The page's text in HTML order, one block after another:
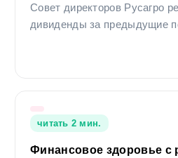
Совет директоров Русагро
дивиденды за предыдущие
читать 2 мин.
Финансовое здоровье с